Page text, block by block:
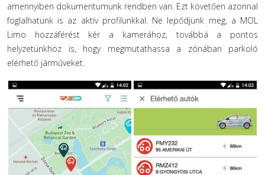
amennyiben dokumentumunk rendben van. Ezt követően azonnal
foglalhatunk is az aktív profilunkkal. Ne lepődjünk meg, a MOL
Limo hozzáférést kér a kamerához, továbbá a pontos
helyzetünkhöz is, hogy megmutathassa a zónában parkoló
elérhető járműveket.